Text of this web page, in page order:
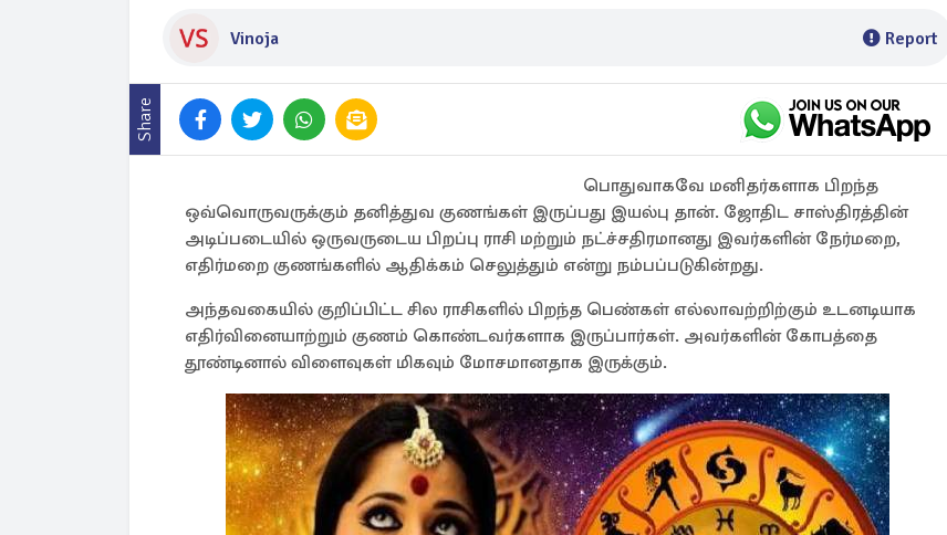
Vinoja Report
Share
பொதுவாகவே மனிதர்களாக பிறந்த
ஒவ்வொருவருக்கும் தனித்துவ குணங்கள் இருப்பது இயல்பு தான். ஜோதிட சாஸ்திரத்தின்
அடிப்படையில் ஒருவருடைய பிறப்பு ராசி மற்றும் நட்ச்சதிரமானது இவர்களின் நேர்மறை,
எதிர்மறை குணங்களில் ஆதிக்கம் செலுத்தும் என்று நம்பப்படுகின்றது.
அந்தவகையில் குறிப்பிட்ட சில ராசிகளில் பிறந்த பெண்கள் எல்லாவற்றிற்கும் உடனடியாக
எதிர்வினையாற்றும் குணம் கொண்டவர்களாக இருப்பார்கள். அவர்களின் கோபத்தை
தூண்டினால் விளைவுகள் மிகவும் மோசமானதாக இருக்கும்.